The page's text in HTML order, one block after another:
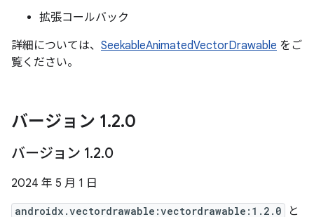
拡張コールバック
詳細については、 SeekableAnimatedVectorDrawable をご
覧ください。
バージョン 1.2.0
バージョン 1.2.0
2024 年 5 月 1 日
androidx.vectordrawable:vectordrawable:1.2.0 と